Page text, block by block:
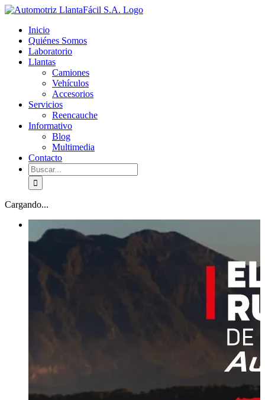
Skip
content
facebook
youtube
Inicio
Quiénes Somos
Laboratorio
Llantas
Camiones
Vehículos
Accesorios
Servicios
Reencauche
Informativo
Blog
Multimedia
Contacto
Buscar:
Cargando...